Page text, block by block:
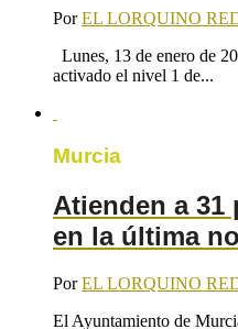
PorEL LORQUINO
Lunes, 13 de enero de
activado el nivel 1 de...
Murcia
Atienden a 31
en la última
PorEL LORQUINO
El Ayuntamiento de